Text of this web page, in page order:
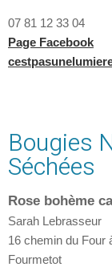
07 81 12 33 04
Page Facebook
Bougies
Séchées
Rose bohème
Sarah Lebrasseur
16 chemin du Four
Fourmetot